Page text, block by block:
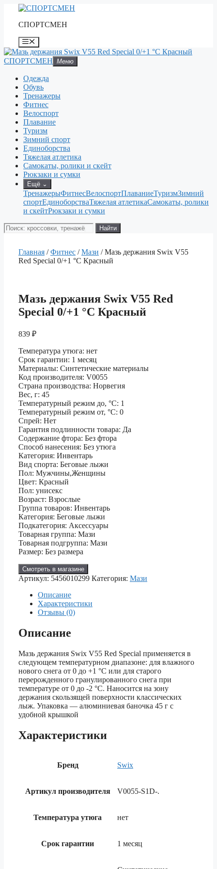
Перейти
содержимому
СПОРТСМЕН
Меню
СПОРТСМЕН Меню
Одежда
Обувь
Тренажеры
Фитнес
Велоспорт
Плавание
Туризм
Зимний спорт
Единоборства
Тяжелая атлетика
Самокаты, ролики и скейт
Рюкзаки и сумки
Ещё ⌄
ТренажерыФитнесВелоспортПлаваниеТуризмЗимний
спортЕдиноборстваТяжелая атлетикаСамокаты, ролики
и скейтРюкзаки и сумки
Поиск
товаров
Найти
Главная /Фитнес /Мази / Мазь держания Swix V55
Red Special 0/+1 °C Красный
Мазь держания Swix V55 Red
Special 0/+1 °C Красный
839 ₽
Температура утюга: нет
Срок гарантии: 1 месяц
Материалы: Синтетические материалы
Код производителя: V0055
Страна производства: Норвегия
Вес, г: 45
Температурный режим до, °С: 1
Температурный режим от, °С: 0
Спрей: Нет
Гарантия подлинности товара: Да
Содержание фтора: Без фтора
Способ нанесения: Без утюга
Категория: Инвентарь
Вид спорта: Беговые лыжи
Пол: Мужчины,Женщины
Цвет: Красный
Пол: унисекс
Возраст: Взрослые
Группа товаров: Инвентарь
Категория: Беговые лыжи
Подкатегория: Аксессуары
Товарная группа: Мази
Товарная подгруппа: Мази
Размер: Без размера
Смотреть в магазине
Артикул: 5456010299 Категория: Мази
Описание
Характеристики
Отзывы (0)
Описание
Мазь держания Swix V55 Red Special применяется в
следующем температурном диапазоне: для влажного
нового снега от 0 до +1 °С или для старого
перерожденного гранулированного снега при
температуре от 0 до -2 °С. Наносится на зону
держания скользящей поверхности классических
лыж. Упаковка — алюминиевая баночка 45 г с
удобной крышкой
Характеристики
Бренд Swix
Артикул производителя V0055-S1D-.
Температура утюга нет
Срок гарантии 1 месяц